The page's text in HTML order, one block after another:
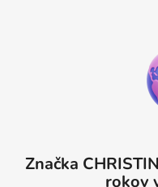
Značka
rokov